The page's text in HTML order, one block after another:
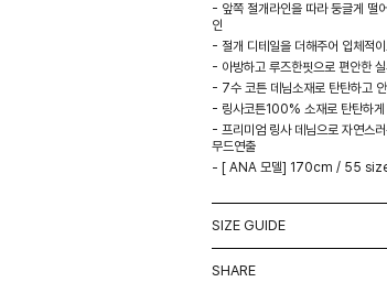
- 앞쪽 절개라인을 따라 둥글게 떨
인
- 절개 디테일을 더해주어 입체적
- 아방하고 루즈한핏으로 편안한
- 7수 코튼 데님소재로 탄탄하고
- 링사코튼100% 소재로 탄탄하게
- 프리미엄 링사 데님으로 자연스
무드연출
- [ ANA 모델] 170cm / 55
SIZE GUIDE
SHARE